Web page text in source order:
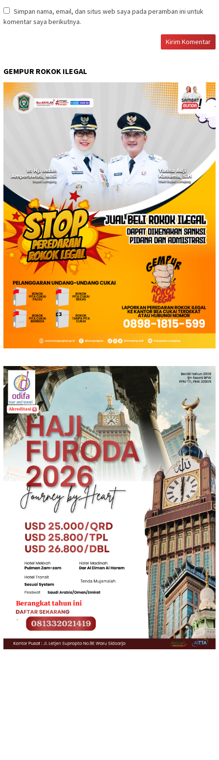
Simpan nama, email, dan situs web saya pada peramban ini untuk
komentar saya berikutnya.
GEMPUR ROKOK ILEGAL